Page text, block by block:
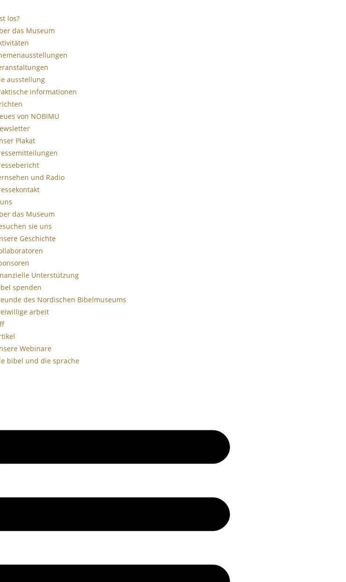
los?
das Museum
ausstellung
informationen
von NOBIMU
Plakat
und Radio
das Museum
sie uns
Geschichte
Unterstützung
spenden
des Nordischen Bibelmuseums
arbeit
Webinare
bibel und die sprache